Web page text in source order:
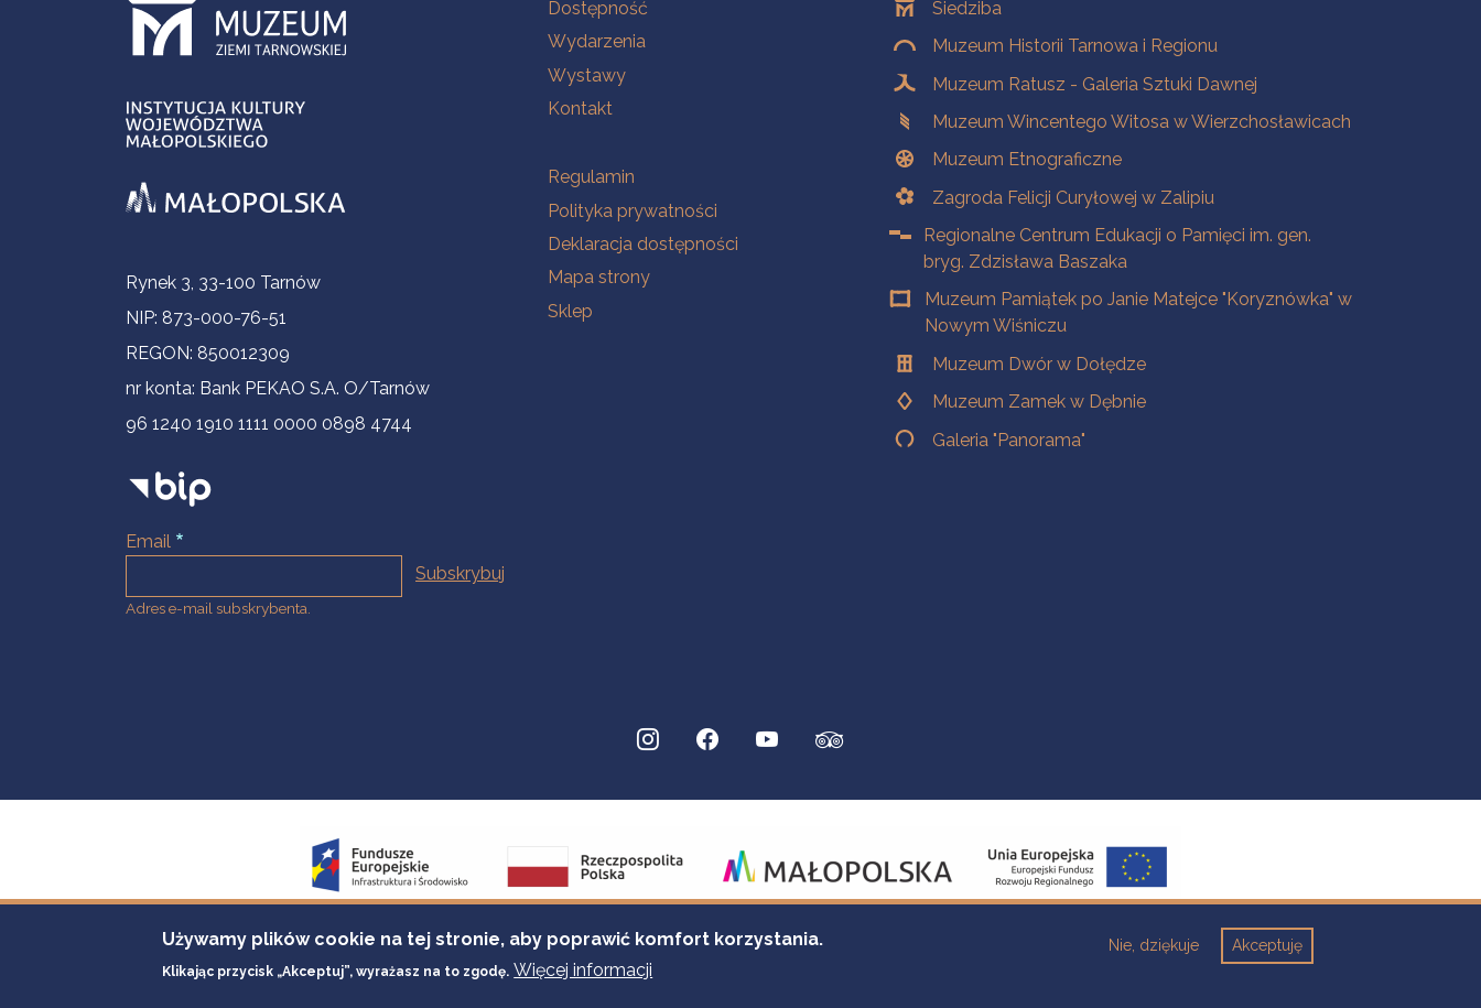
Informacje kontaktowe
Rynek 3, 33-100 Tarnów
NIP: 873-000-76-51
REGON: 850012309
nr konta: Bank PEKAO S.A. O/Tarnów
96 1240 1910 1111 0000 0898 4744
Email
Adres e-mail subskrybenta.
Dostępność
Wydarzenia
Wystawy
Kontakt
Na skróty
Regulamin
Polityka prywatności
Deklaracja dostępności
Mapa strony
Sklep
Siedziba
Muzeum Historii Tarnowa i Regionu
Muzeum Ratusz - Galeria Sztuki Dawnej
Muzeum Wincentego Witosa w Wierzchosławicach
Muzeum Etnograficzne
Zagroda Felicji Curyłowej w Zalipiu
Regionalne Centrum Edukacji o Pamięci im. gen.
bryg. Zdzisława Baszaka
Muzeum Pamiątek po Janie Matejce "Koryznówka" w
Nowym Wiśniczu
Muzeum Dwór w Dołędze
Muzeum Zamek w Dębnie
Galeria "Panorama"
Używamy plików cookie na tej stronie, aby poprawić komfort korzystania.
Klikając przycisk „Akceptuj”, wyrażasz na to zgodę. Więcej informacji
Akceptuję
Nie, dziękuje